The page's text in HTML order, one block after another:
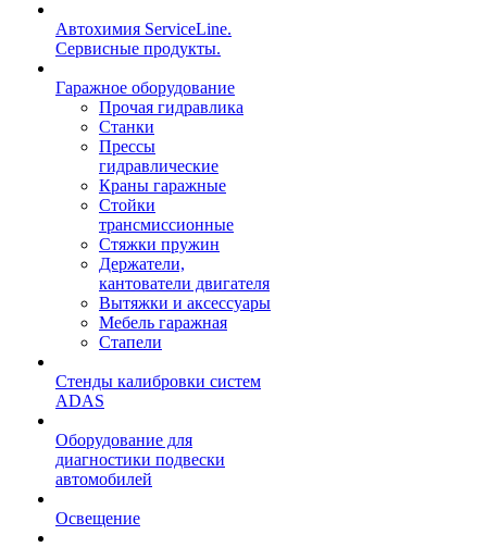
Автохимия ServiceLine.
Сервисные продукты.
Гаражное оборудование
Прочая гидравлика
Станки
Прессы
гидравлические
Краны гаражные
Стойки
трансмиссионные
Стяжки пружин
Держатели,
кантователи двигателя
Вытяжки и аксессуары
Мебель гаражная
Стапели
Стенды калибровки систем
ADAS
Оборудование для
диагностики подвески
автомобилей
Освещение